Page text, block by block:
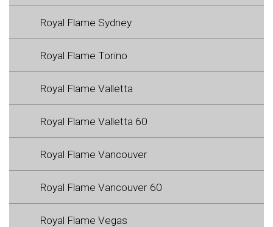
Royal Flame Sydney
Royal Flame Torino
Royal Flame Valletta
Royal Flame Valletta 60
Royal Flame Vancouver
Royal Flame Vancouver 60
Royal Flame Vegas